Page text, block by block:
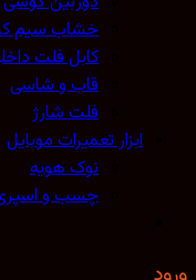
خشاب سیم کارت
کابل فلت داخلی
قاب و شاسی
فلت شارژ
ابزار تعمیرات موبایل
نوک هویه
چسب و اسپری